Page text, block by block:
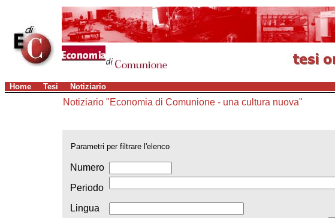
Home Tesi Notiziario
Notiziario "Economia di Comunione - una cultura nuova"
Parametri per filtrare l'elenco
Numero
Periodo
Lingua